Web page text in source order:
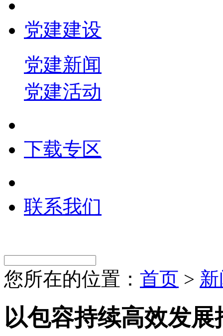
党建建设
党建新闻
党建活动
下载专区
联系我们
您所在的位置： 首页 >
以包容持续高效发